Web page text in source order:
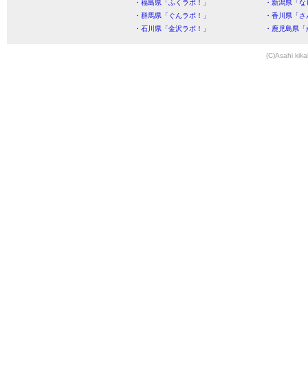
・福島県「ふくラボ！」
・新潟県「
・群馬県「ぐんラボ！」
・香川県「
・石川県「金沢ラボ！」
・鹿児島県
(C)Asahi